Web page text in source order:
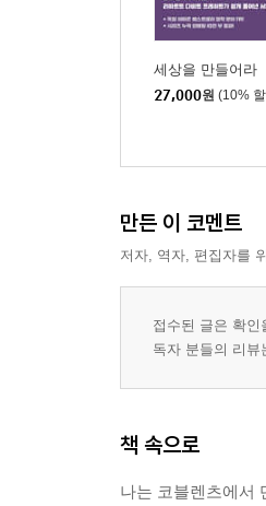
세상을 만들어라
27,000원 (10%
만든 이 코멘트
저자, 역자, 편집자를
접수된 글은 확인
독자 분들의 리
책 속으로
나는 코블렌츠에서